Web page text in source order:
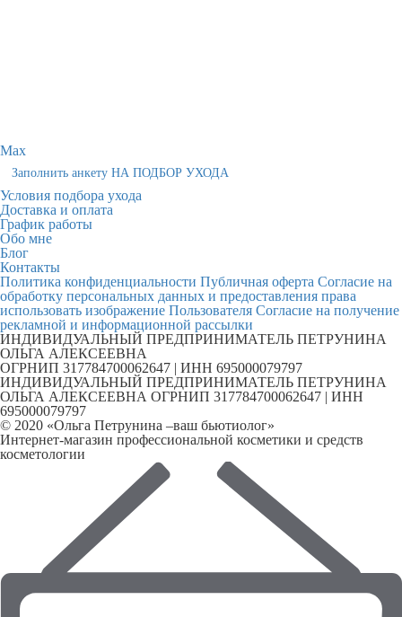
Max
Заполнить анкету НА ПОДБОР УХОДА
Условия подбора ухода
Доставка и оплата
График работы
Обо мне
Блог
Контакты
Политика конфиденциальности Публичная оферта Согласие на
обработку персональных данных и предоставления права
использовать изображение Пользователя Согласие на получение
рекламной и информационной рассылки
ИНДИВИДУАЛЬНЫЙ ПРЕДПРИНИМАТЕЛЬ ПЕТРУНИНА
ОЛЬГА АЛЕКСЕЕВНА
ОГРНИП 317784700062647 | ИНН 695000079797
ИНДИВИДУАЛЬНЫЙ ПРЕДПРИНИМАТЕЛЬ ПЕТРУНИНА
ОЛЬГА АЛЕКСЕЕВНА ОГРНИП 317784700062647 | ИНН
695000079797
© 2020 «Ольга Петрунина –ваш бьютиолог»
Интернет-магазин профессиональной косметики и средств
косметологии